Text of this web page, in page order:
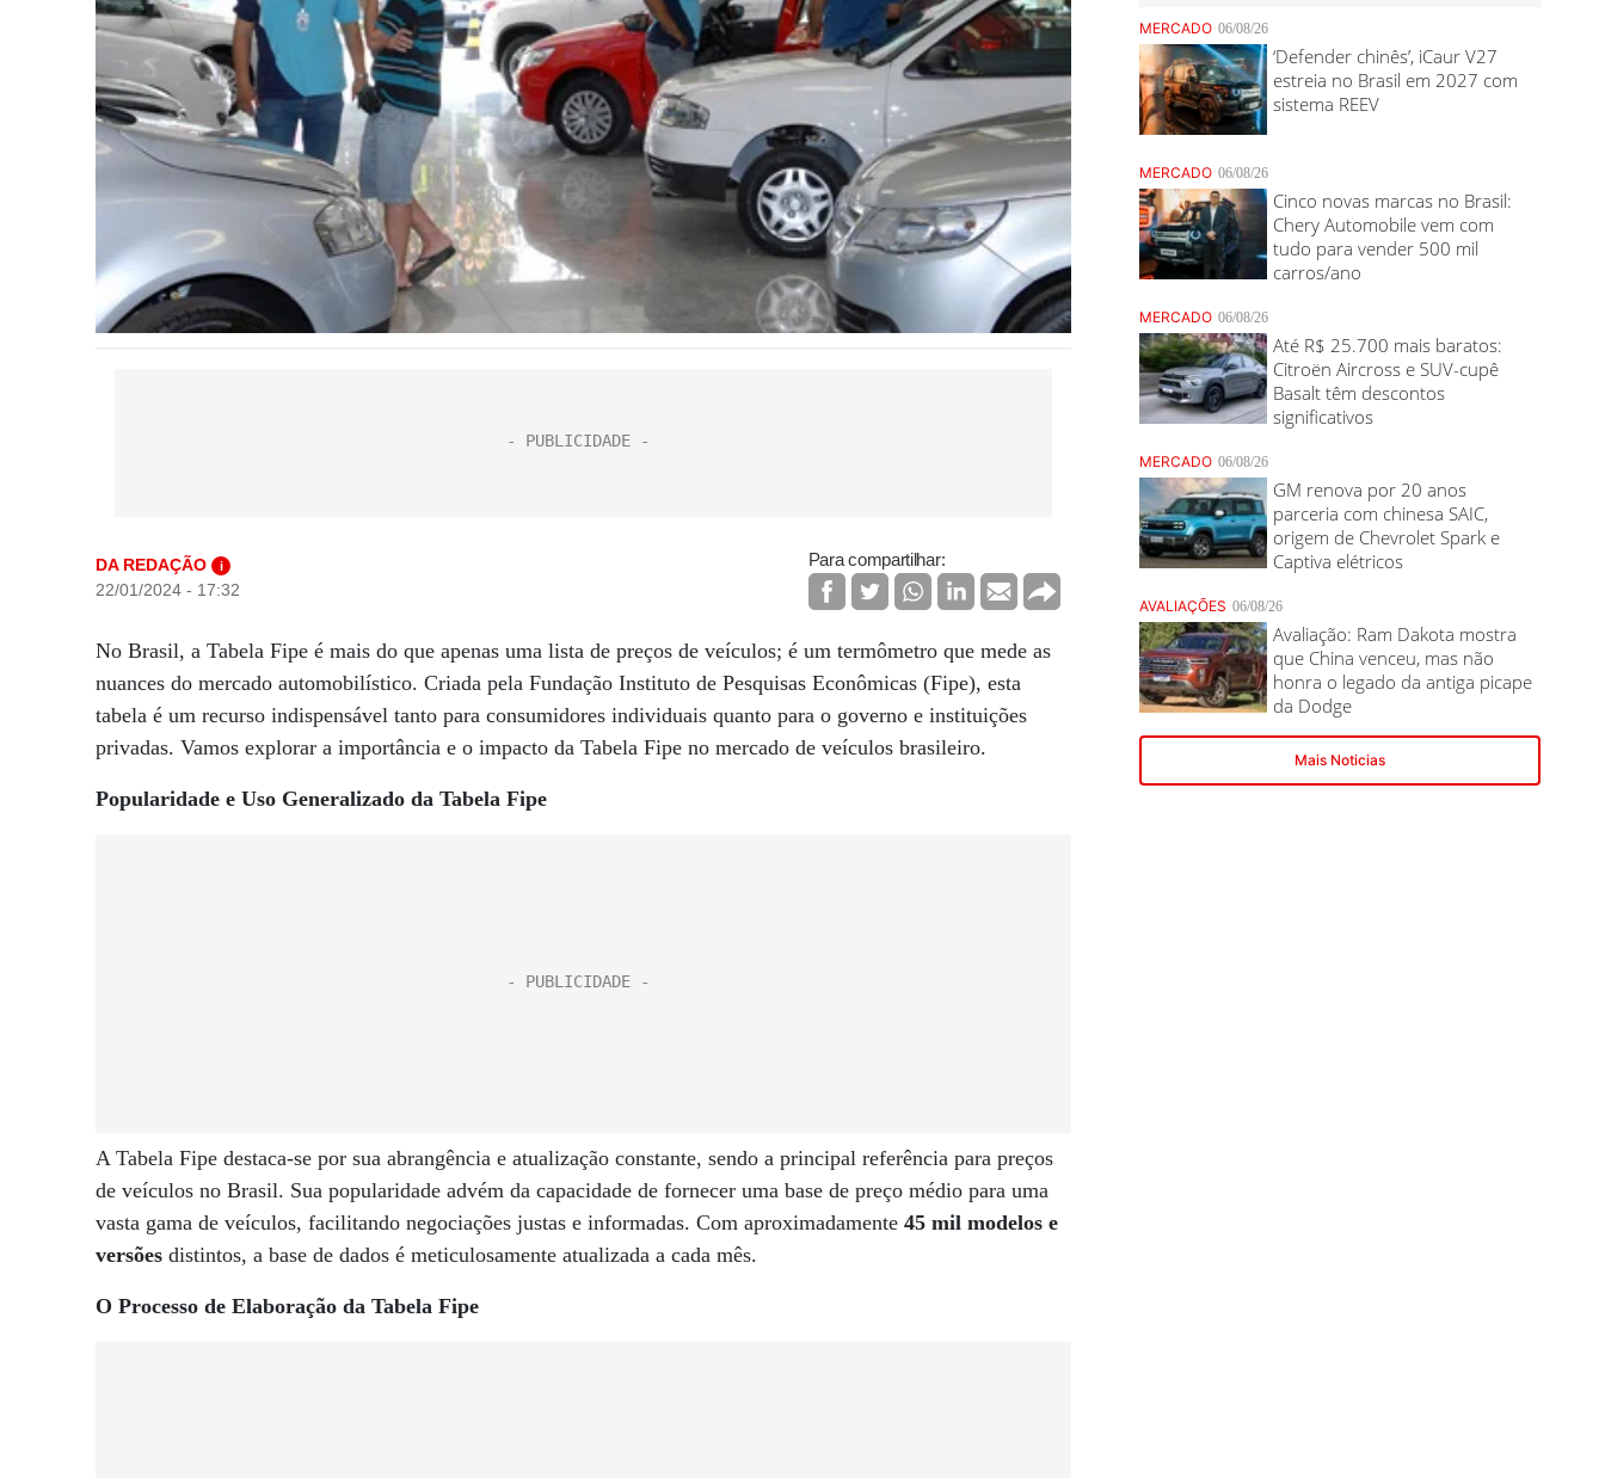
DA REDAÇÃO i
22/01/2024 - 17:32
Para compartilhar:
No Brasil, a Tabela Fipe é mais do que apenas uma lista de preços de veículos; é um termômetro que mede as
nuances do mercado automobilístico. Criada pela Fundação Instituto de Pesquisas Econômicas (Fipe), esta
tabela é um recurso indispensável tanto para consumidores individuais quanto para o governo e instituições
privadas. Vamos explorar a importância e o impacto da Tabela Fipe no mercado de veículos brasileiro.
Popularidade e Uso Generalizado da Tabela Fipe
A Tabela Fipe destaca-se por sua abrangência e atualização constante, sendo a principal referência para preços
de veículos no Brasil. Sua popularidade advém da capacidade de fornecer uma base de preço médio para uma
vasta gama de veículos, facilitando negociações justas e informadas. Com aproximadamente 45 mil modelos e
versões distintos, a base de dados é meticulosamente atualizada a cada mês.
O Processo de Elaboração da Tabela Fipe